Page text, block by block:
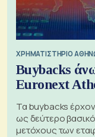
XΡΗΜΑΤΙΣΤΗΡΙΟ
Buybacks
Euronext
Τα buybacks
ως δεύτερο
μετόχους των